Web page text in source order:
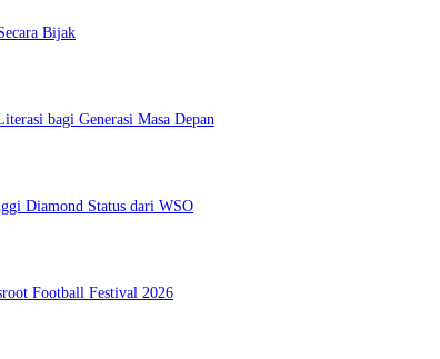
Bijak
bagi Generasi Masa Depan
Diamond Status dari WSO
Football Festival 2026